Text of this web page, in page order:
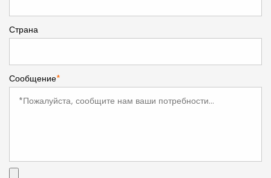
Страна
Сообщение*